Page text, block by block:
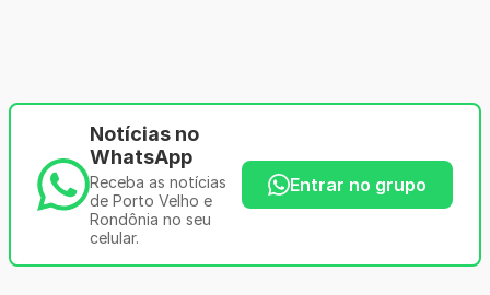
Notícias no
WhatsApp
Receba as notícias
de Porto Velho e
Rondônia no seu
celular.
Entrar no grupo